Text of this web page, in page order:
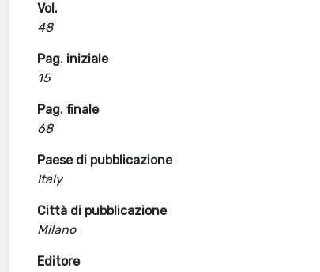
Vol.
48
Pag. iniziale
15
Pag. finale
68
Paese di pubblicazione
Italy
Città di pubblicazione
Milano
Editore